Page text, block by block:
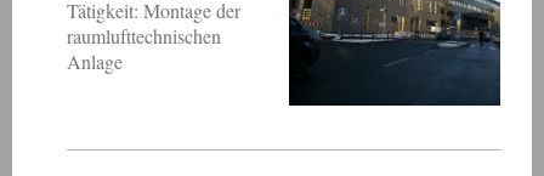
Tätigkeit: Montage der
raumlufttechnischen
Anlage